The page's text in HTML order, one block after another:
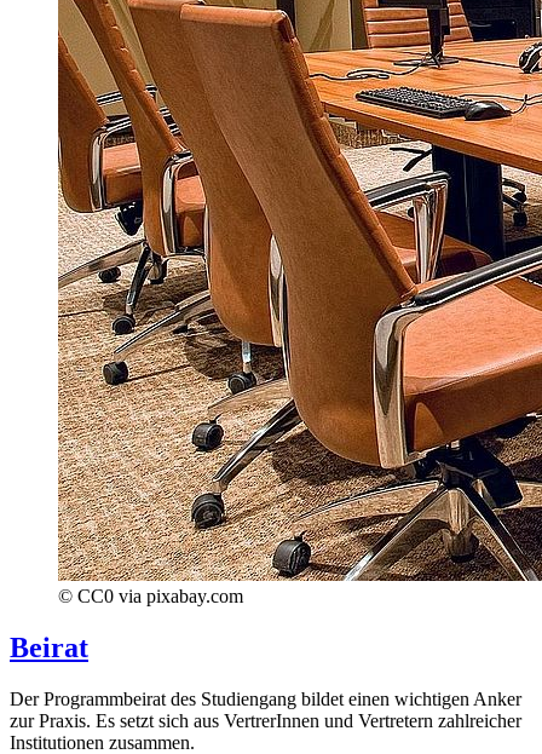
© CC0 via pixabay.com
Beirat
Der Programmbeirat des Studiengang bildet einen wichtigen Anker
zur Praxis. Es setzt sich aus VertrerInnen und Vertretern zahlreicher
Institutionen zusammen.